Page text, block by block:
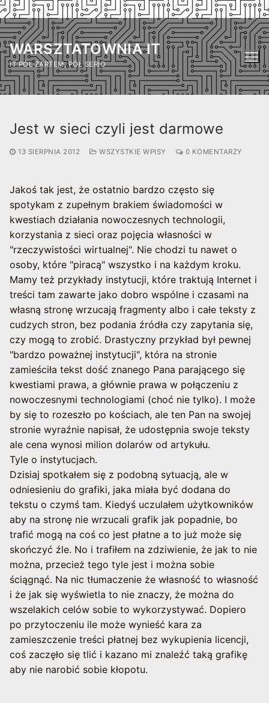
Przejdź
do
treści
WARSZTATOWNIA IT
IT PÓŁ ŻARTEM, PÓŁ SERIO
Jest w sieci czyli jest darmowe
13 SIERPNIA 2012 WSZYSTKIE WPISY 0 KOMENTARZY
Jakoś tak jest, że ostatnio bardzo często się
spotykam z zupełnym brakiem świadomości w
kwestiach działania nowoczesnych technologii,
korzystania z sieci oraz pojęcia własności w
"rzeczywistości wirtualnej". Nie chodzi tu nawet o
osoby, które "piracą" wszystko i na każdym kroku.
Mamy też przykłady instytucji, które traktują Internet i
treści tam zawarte jako dobro wspólne i czasami na
własną stronę wrzucają fragmenty albo i całe teksty z
cudzych stron, bez podania źródła czy zapytania się,
czy mogą to zrobić. Drastyczny przykład był pewnej
"bardzo poważnej instytucji", która na stronie
zamieściła tekst dość znanego Pana parającego się
kwestiami prawa, a głównie prawa w połączeniu z
nowoczesnymi technologiami (choć nie tylko). I może
by się to rozeszło po kościach, ale ten Pan na swojej
stronie wyraźnie napisał, że udostępnia swoje teksty
ale cena wynosi milion dolarów od artykułu.
Tyle o instytucjach.
Dzisiaj spotkałem się z podobną sytuacją, ale w
odniesieniu do grafiki, jaka miała być dodana do
tekstu o czymś tam. Kiedyś uczulałem użytkowników
aby na stronę nie wrzucali grafik jak popadnie, bo
trafić mogą na coś co jest płatne a to już może się
skończyć źle. No i trafiłem na zdziwienie, że jak to nie
można, przecież tego tyle jest i można sobie
ściągnąć. Na nic tłumaczenie że własność to własność
i że jak się wyświetla to nie znaczy, że można do
wszelakich celów sobie to wykorzystywać. Dopiero
po przytoczeniu ile może wynieść kara za
zamieszczenie treści płatnej bez wykupienia licencji,
coś zaczęło się tlić i kazano mi znaleźć taką grafikę
aby nie narobić sobie kłopotu.